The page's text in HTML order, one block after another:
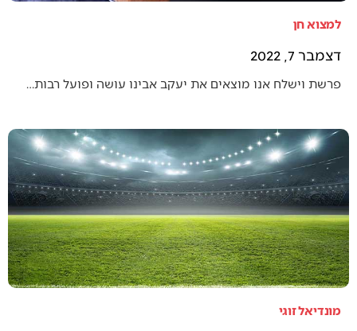
למצוא חן
דצמבר 7, 2022
פרשת וישלח אנו מוצאים את יעקב אבינו עושה ופועל רבות…
מונדיאל זוגי